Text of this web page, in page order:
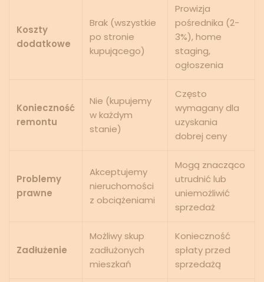
Koszty
dodatkowe
Brak (wszystkie
po stronie
kupującego)
Prowizja
pośrednika (2-
3%), home
staging,
ogłoszenia
Konieczność
remontu
Nie (kupujemy
w każdym
stanie)
Często
wymagany dla
uzyskania
dobrej ceny
Problemy
prawne
Akceptujemy
nieruchomości
z obciążeniami
Mogą znacząco
utrudnić lub
uniemożliwić
sprzedaż
Zadłużenie
Możliwy skup
zadłużonych
mieszkań
Konieczność
spłaty przed
sprzedażą